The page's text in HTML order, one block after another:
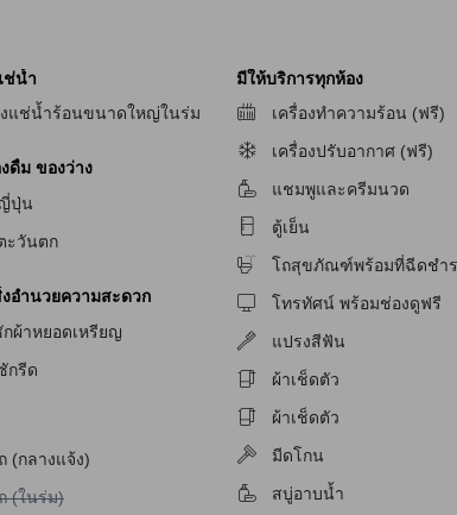
ผู้มีปัญหาทางการได้ยิน
ช่น้ำ
งแช่น้ำร้อนขนาดใหญ่ในร่ม
ดื่ม ของว่าง
ปุ่น
ะวันตก
อำนวยความสะดวก
กผ้าหยอดเหรียญ
กรีด
(กลางแจ้ง)
รที่จอดรถ (ในร่ม)
(ในร่ม)
มีให้บริการทุกห้อง
เครื่องทำความร้อน (ฟรี)
เครื่องปรับอากาศ (ฟรี)
แชมพูและครีมนวด
ตู้เย็น
โถสุขภัณฑ์พร้อมที่ฉีดชำ
โทรทัศน์ พร้อมช่องดูฟรี
แปรงสีฟัน
ผ้าเช็ดตัว
ผ้าเช็ดตัว
มีดโกน
สบู่อาบน้ำ